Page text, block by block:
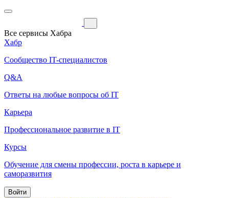
Все сервисы Хабра
Хабр
Сообщество IT-специалистов
Q&A
Ответы на любые вопросы об IT
Карьера
Профессиональное развитие в IT
Курсы
Обучение для смены профессии, роста в карьере и
саморазвития
Войти